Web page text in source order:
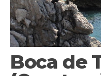
Boca de